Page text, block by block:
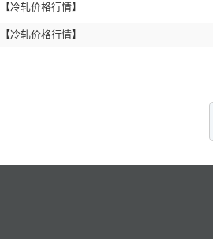
【冷轧价格行情】
【冷轧价格行情】